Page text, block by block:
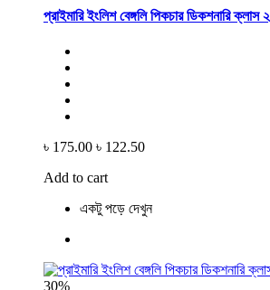
প্রাইমারি ইংলিশ বেঙ্গলি পিকচার ডিকশনারি ক্লাস ২
৳ 175.00 ৳ 122.50
Add to cart
একটু পড়ে দেখুন
30%